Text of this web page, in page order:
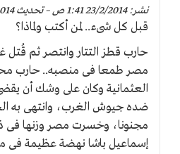
نشر: 23/2/2014 1:41 ص – تحديث 23/2/2014 9:27 ص
قبل كل شىء.. لمن أكتب ولماذا؟
حارب قطز التتار وانتصر ثم قُتل
مصر طمعا فى منصبه.. حارب
العثمانية وكان على وشك أن
ضده جيوش الغرب، وانتهى به
مجنونا، وخسرت مصر وزنها فى
إسماعيل باشا نهضة عظيمة فى